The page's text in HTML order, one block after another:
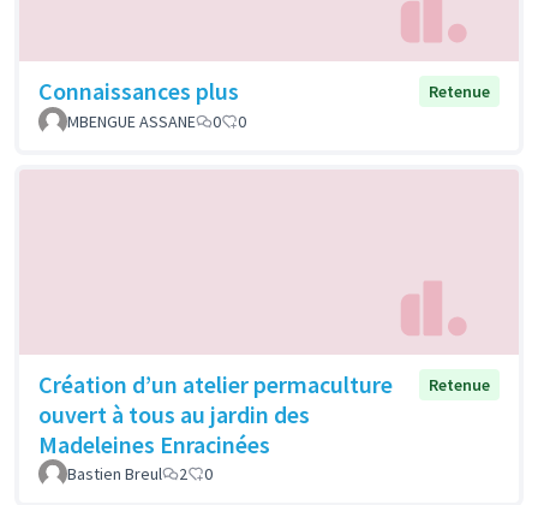
Connaissances plus
Retenue
MBENGUE ASSANE
0 0
Création d’un atelier permaculture
ouvert à tous au jardin des
Madeleines Enracinées
Retenue
Bastien Breul 2 0